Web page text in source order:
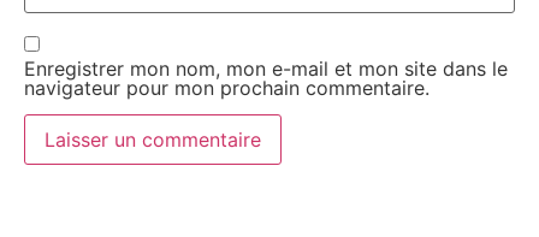
Enregistrer mon nom, mon e-mail et mon site dans le
navigateur pour mon prochain commentaire.